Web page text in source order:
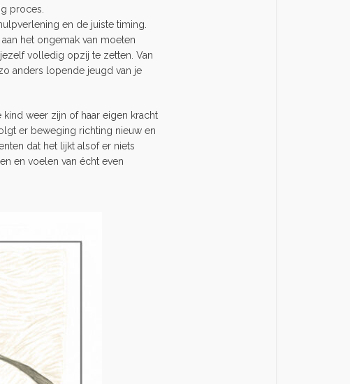
proces.
en de juiste timing.
het ongemak van moeten
volledig opzij te zetten. Van
anders lopende jeugd van je
weer zijn of haar eigen kracht
er beweging richting nieuw en
dat het lijkt alsof er niets
en voelen van écht even